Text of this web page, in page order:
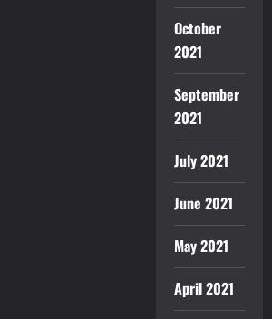
October
2021
September
2021
July 2021
June 2021
May 2021
April 2021